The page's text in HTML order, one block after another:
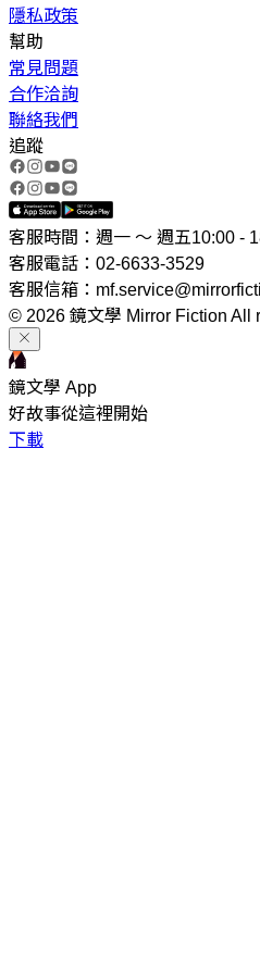
隱私政策
幫助
常見問題
合作洽詢
聯絡我們
追蹤
客服時間：週一 ～ 週五10:00 -
客服電話：02-6633-3529
客服信箱：
© 2026 鏡文學 Mirror Fiction All
鏡文學 App
好故事從這裡開始
下載